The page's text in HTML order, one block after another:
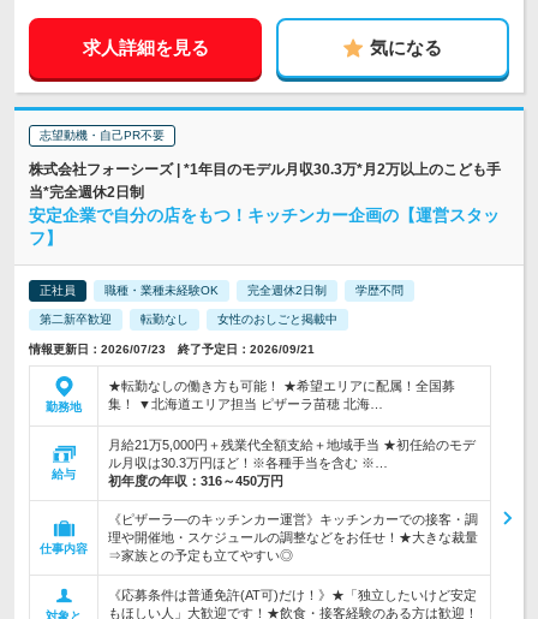
求人詳細を見る 気になる
志望動機・自己PR不要
株式会社フォーシーズ | *1年目のモデル月収30.3万*月2万以上のこども手
当*完全週休2日制
安定企業で自分の店をもつ！キッチンカー企画の【運営スタッ
フ】
正社員 職種・業種未経験OK 完全週休2日制 学歴不問
第二新卒歓迎 転勤なし 女性のおしごと掲載中
情報更新日：2026/07/23 終了予定日：2026/09/21
勤務地
★転勤なしの働き方も可能！ ★希望エリアに配属！全国募
集！ ▼北海道エリア担当 ピザーラ苗穂 北海…
給与
月給21万5,000円＋残業代全額支給＋地域手当 ★初任給のモデ
ル月収は30.3万円ほど！※各種手当を含む ※…
初年度の年収： 316～450万円
仕事内容
《ピザーラ―のキッチンカー運営》キッチンカーでの接客・調
理や開催地・スケジュールの調整などをお任せ！★大きな裁量
⇒家族との予定も立てやすい◎
対象と
《応募条件は普通免許(AT可)だけ！》★「独立したいけど安定
もほしい人」大歓迎です！★飲食・接客経験のある方は歓迎！